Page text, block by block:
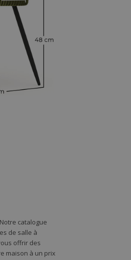
catalogue
de salle à
offrir des
maison à un prix